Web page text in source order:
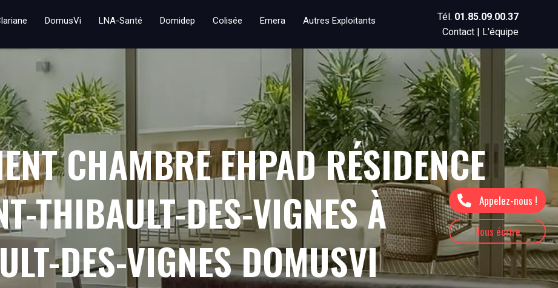
Appelez-nous !
Nous écrire
DomusVi LNA-Santé Domidep Colisée Emera Autres Exploitants Tél. 01.85.09.00.37
Contact | L'équipe
CHAMBRE EHPAD RÉSIDENCE
THIBAULT-DES-VIGNES À
DES-VIGNES DOMUSVI